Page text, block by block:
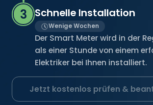
3 Schnelle Installation
Wenige Wochen
Der Smart Meter wird in der
als einer Stunde von einem
Elektriker bei Ihnen installiert.
Jetzt kostenlos prüfen &